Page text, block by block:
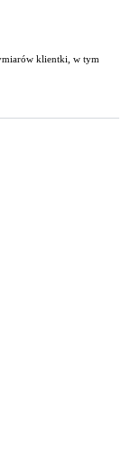
klientki, w tym